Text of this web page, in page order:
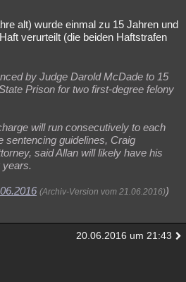
alt) wurde einmal zu 15 Jahren und
verurteilt (die beiden Haftstrafen
by Judge Darold McDade to 15
Prison for two first-degree felony
will run consecutively to each
sentencing guidelines, Craig
said Allan will likely have his
years.
(Archiv-Version vom 21.06.2016))
20.06.2016 um 21:43